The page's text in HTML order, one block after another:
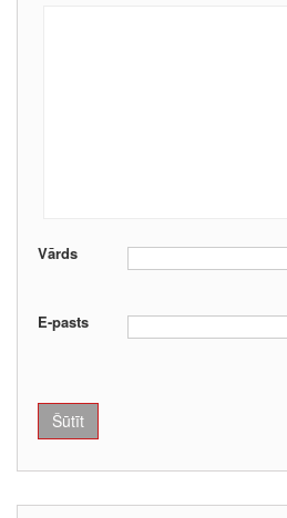
Vārds
E-pasts
Šūtīt